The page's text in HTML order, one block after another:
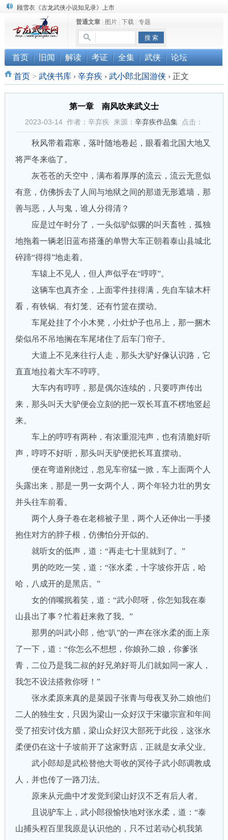
顾雪衣《古龙武侠小说知见录》上市
“武侠书库”查缺补漏活动圆满结束
《古龙小说原貌探究》修订版已上市
普通文章| 图片| 下载| 专题
首页 旧闻 解读 考证 全集 武侠 论坛
首页> 武侠书库 › 辛弃疾 › 武小郎北国游侠 ›正文
第一章 南风吹来武义士
2023-03-14 作者：辛弃疾 来源： 辛弃疾作品集点击：
秋风带着霜寒，落叶随地卷起，眼看着北国大地又
将严冬来临了。
灰苍苍的天空中，满布着厚厚的流云，流云无意似
有意，仿佛拆去了人间与地狱之间的那道无形遮墙，那
善与恶，人与鬼，谁人分得清？
应是过午时分了，一头似驴似骡的叫天畜牲，孤独
地拖着一辆老旧蓝布搭蓬的单辔大车正朝着泰山县城北
碎蹄“得得”地走着。
车辕上不见人，但人声似乎在“哼哼”。
这辆车也真齐全，上面零件挂得满，先自车辕木杆
看，有铁锅、有灯笼、还有竹篮在摆动。
车尾处挂了个小木凳，小灶炉子也吊上，那一捆木
柴似吊不吊地搁在车尾堵住了后车门帘子。
大道上不见来往行人走，那头大驴好像认识路，它
直直地拉着大车不哼哼。
大车内有哼哼，那是偶尔连续的，只要哼声传出
来，那头叫天大驴便会立刻的把一双长耳直不楞地竖起
来。
车上的哼哼有两种，有浓重混沌声，也有清脆好听
声，哼哼不好听，那头叫天驴便把长耳直摆动。
便在弯道刚绕过，忽见车帘猛一掀，车上面两个人
头露出来，那是一男一女两个人，两个年轻力壮的男女
并头往车前看。
两个人身子卷在老棉被子里，两个人还伸出一手搂
抱住对方的脖子根，仿佛怕分开似的。
就听女的低声，道：“再走七十里就到了。”
男的吃吃一笑，道：“张水柔，十字坡你开店，哈
哈，八成开的是黑店。”
女的俏嘴抿着笑，道：“武小郎呀，你怎知我在泰
山县出了事？忙着赶来救了我。”
那男的叫武小郎，他“叭”的一声在张水柔的面上亲
了一下，道：“你怎么不想想，你娘孙二娘，你爹张
青，二位乃是我二叔的好兄弟好哥儿们就如同一家人，
我怎不设法搭救你呀！”
张水柔原来真的是菜园子张青与母夜叉孙二娘他们
二人的独生女，只因为梁山一众好汉于宋徽宗宣和年间
受了招安讨伐方腊，梁山众好汉大部死于此役，这张水
柔便仍在这十子坡前开了这家野店，正就是女承父业。
武小郎却是武松替他大哥收的冥伶子武小郎调教成
人，并也传了一路刀法。
原来从元曲中才发觉到梁山好汉不乏有后人者。
且说驴车上，武小郎很愉快地对张水柔，道：“泰
山捕头程百里我原是认识他的，只不过若动心机我第